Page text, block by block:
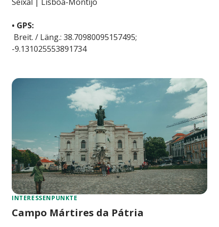
• GPS:
Breit. / Läng.: 38.70980095157495;
-9.131025553891734
INTERESSENPUNKTE
Campo Mártires da Pátria